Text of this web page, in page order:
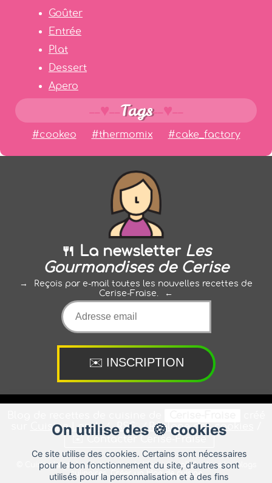
Goûter
Entrée
Plat
Dessert
Apero
Tags
#cookeo #thermomix #cake_factory
On utilise des 🍪 cookies
Ce site utilise des cookies. Certains sont nécessaires
pour le bon fonctionnement du site, d'autres sont
utilisés pour la personnalisation et à des fins
🍴 La newsletter Les
Gourmandises de Cerise
Reçois par e-mail toutes les nouvelles recettes de
Cerise-Fraise.
CuisineLand ⁄ RSS ⁄Réglage des cookies
© Cuisine.land : La plateforme de blog spécialisée dans les blogs
culinaires. Créer un blog de cuisine